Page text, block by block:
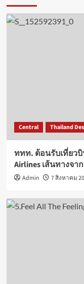
Central Thailand
ททท. ต้อนรับเที่ยว
Airlines เส้นทางจา
Admin 7 สิงหาคม